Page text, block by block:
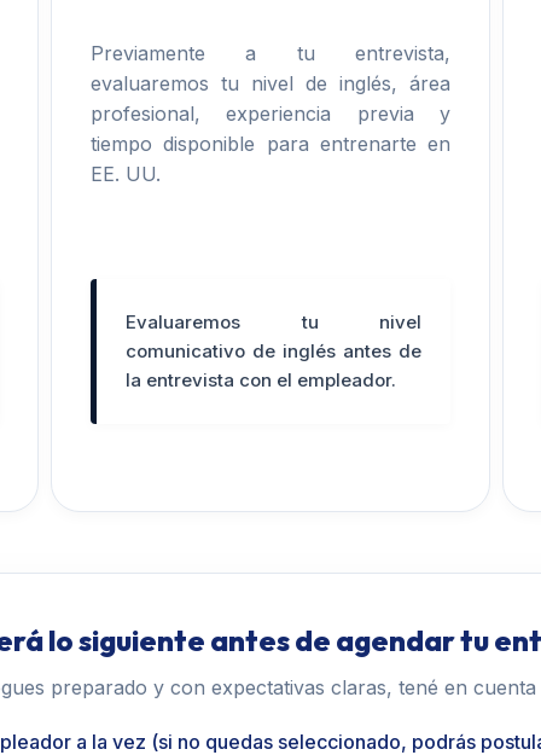
Previamente a tu entrevista,
evaluaremos tu nivel de inglés, área
profesional, experiencia previa y
tiempo disponible para entrenarte en
EE. UU.
Evaluaremos tu nivel
comunicativo de inglés antes de
la entrevista con el empleador.
lo siguiente antes de agendar tu
preparado y con expectativas claras, tené en cuenta
a la vez (si no quedas seleccionado, podrás